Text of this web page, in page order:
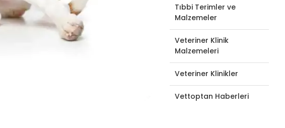
Tıbbi Terimler ve
Malzemeler
Veteriner Klinik
Malzemeleri
Veteriner Klinikler
Vettoptan Haberleri